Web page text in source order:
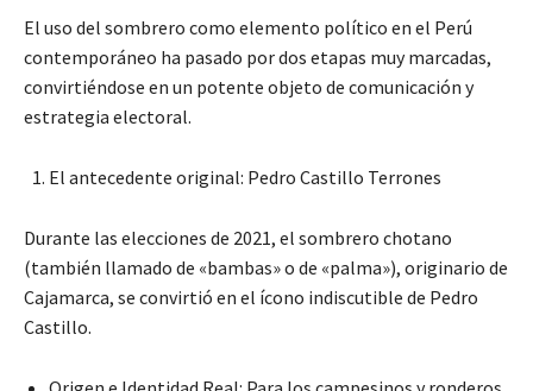
El uso del sombrero como elemento político en el Perú
contemporáneo ha pasado por dos etapas muy marcadas,
convirtiéndose en un potente objeto de comunicación y
estrategia electoral.
El antecedente original: Pedro Castillo Terrones
Durante las elecciones de 2021, el sombrero chotano
(también llamado de «bambas» o de «palma»), originario de
Cajamarca, se convirtió en el ícono indiscutible de Pedro
Castillo.